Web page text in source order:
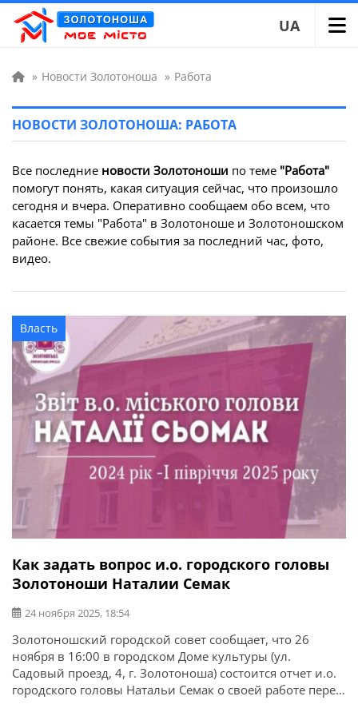
UA
» Новости Золотоноша » Работа
НОВОСТИ ЗОЛОТОНОША: РАБОТА
Все последние новости Золотоноши по теме "Работа"
помогут понять, какая ситуация сейчас, что произошло
сегодня и вчера. Оперативно сообщаем обо всем, что
касается темы "Работа" в Золотоноше и Золотоношском
районе. Все свежие события за последний час, фото,
видео.
Власть
Как задать вопрос и.о. городского головы
Золотоноши Наталии Семак
24 ноября 2025, 18:54
Золотоношский городской совет сообщает, что 26
ноября в 16:00 в городском Доме культуры (ул.
Садовый проезд, 4, г. Золотоноша) состоится отчет и.о.
городского головы Натальи Семак о своей работе перед